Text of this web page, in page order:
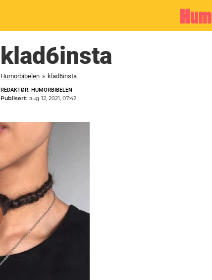
klad6insta
Humorbibelen » klad6insta
REDAKTØR: HUMORBIBELEN
Publisert: aug 12, 2021, 07:42